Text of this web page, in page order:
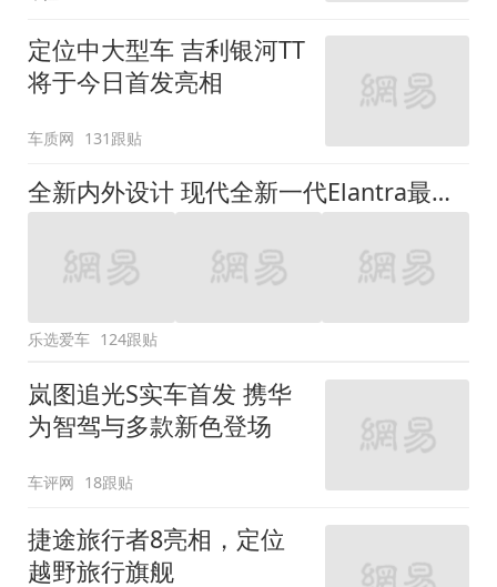
定位中大型车 吉利银河TT
将于今日首发亮相
车质网 131跟贴
全新内外设计 现代全新一代Elantra最新消息曝光
乐选爱车 124跟贴
岚图追光S实车首发 携华
为智驾与多款新色登场
车评网 18跟贴
捷途旅行者8亮相，定位
越野旅行旗舰